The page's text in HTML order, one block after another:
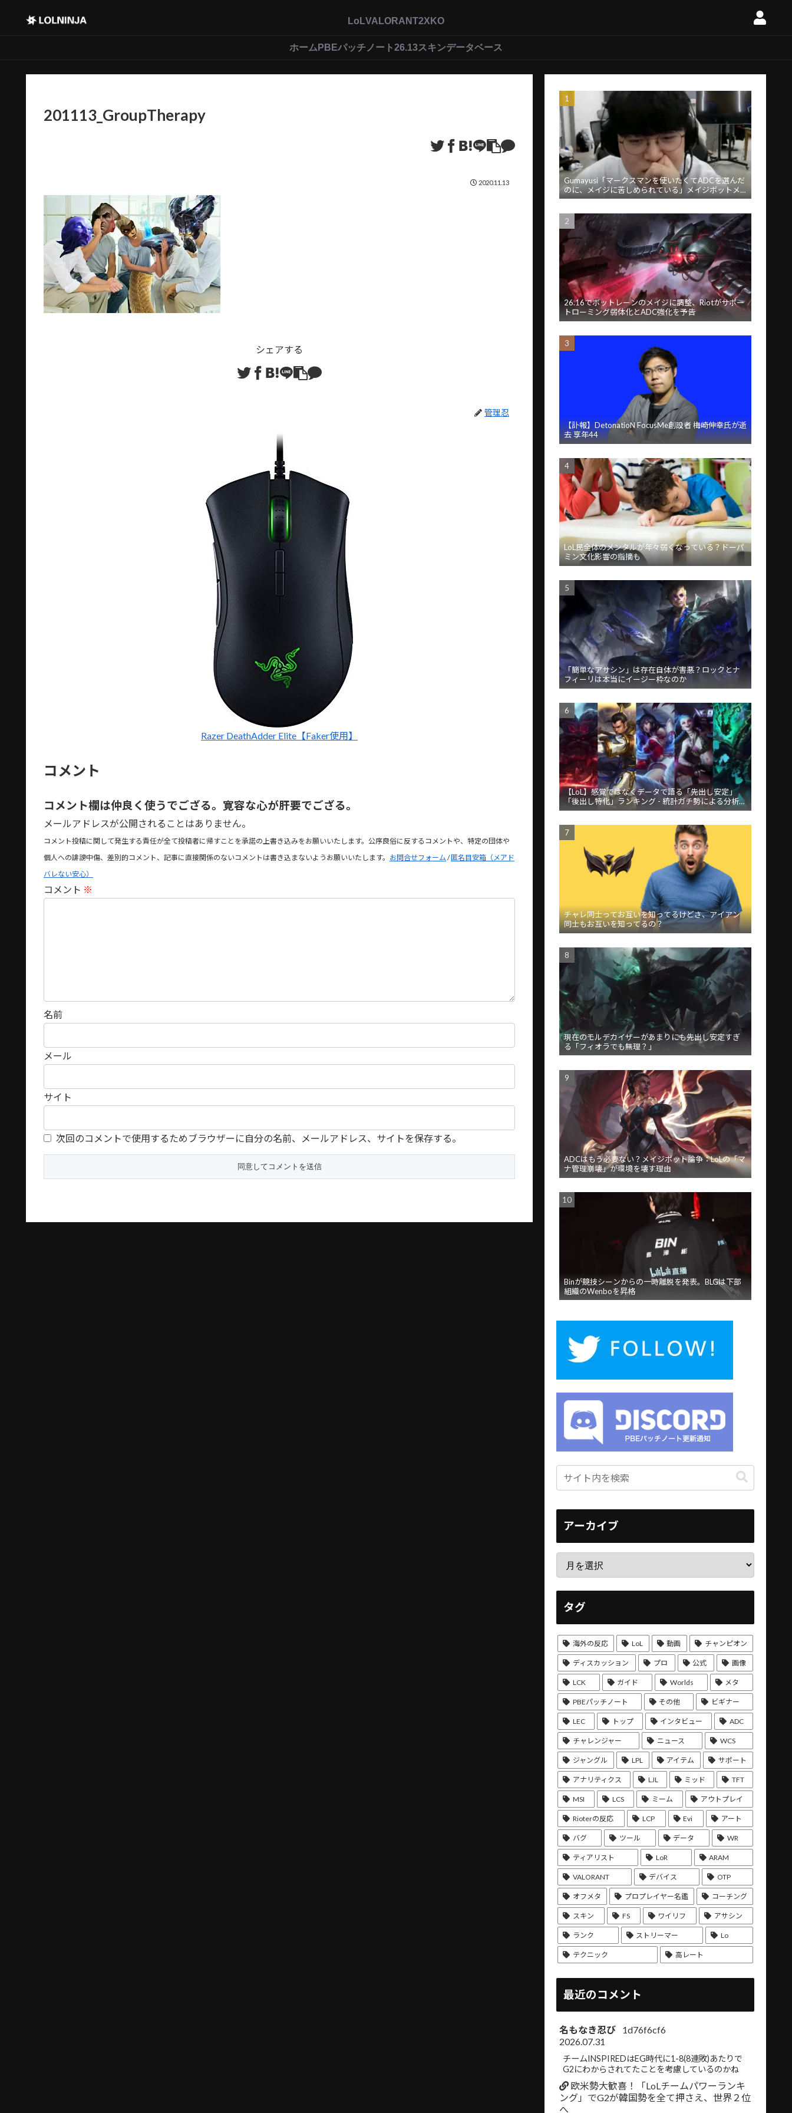
LoLVALORANT2XKO
ホーム PBEパッチノート26.13スキンデータベース
201113_GroupTherapy
2020.11.13
シェアする
管理忍
Razer DeathAdder Elite【Faker使用】
コメント
コメント欄は仲良く使うでござる。寛容な心が肝要でござる。
メールアドレスが公開されることはありません。
コメント投稿に関して発生する責任が全て投稿者に帰すことを承諾の上書き込みをお願いいたします。公序良俗に反するコメントや、特定の団体や
個人への誹謗中傷、差別的コメント、記事に直接関係のないコメントは書き込まないようお願いいたします。 お問合せフォーム /匿名目安箱（メアド
バレない安心）
コメント ※
名前
メール
サイト
次回のコメントで使用するためブラウザーに自分の名前、メールアドレス、サイトを保存する。
Gumayusi「マークスマンを使いたくてADCを選んだ
のに、メイジに苦しめられている」メイジボットメ
タに苦言
26.16でボットレーンのメイジに調整、Riotがサポー
トローミング弱体化とADC強化を予告
【訃報】DetonatioN FocusMe創設者 梅崎伸幸氏が逝
去 享年44
LoL民全体のメンタルが年々弱くなっている？ドーパ
ミン文化影響の指摘も
「簡単なアサシン」は存在自体が害悪？ロックとナ
フィーリは本当にイージー枠なのか
【LoL】感覚ではなくデータで語る「先出し安定」
「後出し特化」ランキング - 統計ガチ勢による分析が
話題
チャレ同士ってお互いを知ってるけどさ、アイアン
同士もお互いを知ってるの？
現在のモルデカイザーがあまりにも先出し安定すぎ
る「フィオラでも無理？」
ADCはもう必要ない？メイジボット論争：LoLの「マ
ナ管理崩壊」が環境を壊す理由
Binが競技シーンからの一時離脱を発表。BLGは下部
組織のWenboを昇格
アーカイブ
タグ
海外の反応 LoL 動画 チャンピオン
ディスカッション プロ 公式 画像
LCK ガイド Worlds メタ
PBEパッチノート その他 ビギナー
LEC トップ インタビュー ADC
チャレンジャー ニュース WCS
ジャングル LPL アイテム サポート
アナリティクス LJL ミッド TFT
MSI LCS ミーム アウトプレイ
Rioterの反応 LCP Evi アート
バグ ツール データ WR
ティアリスト LoR ARAM
VALORANT デバイス OTP
オフメタ プロプレイヤー名鑑 コーチング
スキン FS ワイリフ アサシン
ランク ストリーマー Lo
テクニック 高レート
最近のコメント
名もなき忍び
1d76f6cf6
2026.07.31
チームINSPIREDはEG時代に1-8(8連敗)あたりで
G2にわからされてたことを考慮しているのかね
欧米勢大歓喜！「LoLチームパワーランキ
ング」でG2が韓国勢を全て押さえ、世界２位
へ